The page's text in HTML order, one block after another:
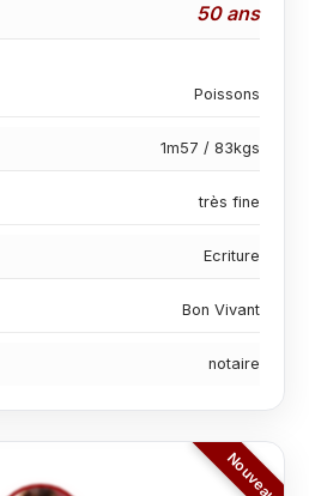
50 ans
Poissons
1m57 / 83kgs
très fine
Ecriture
Bon Vivant
notaire